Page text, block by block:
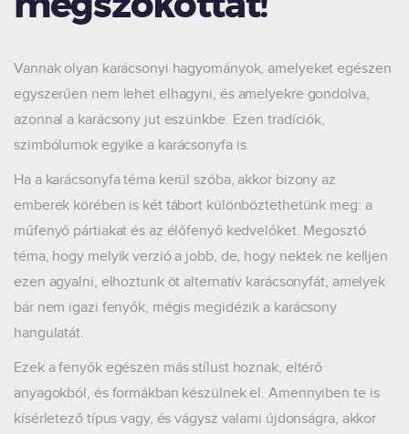
Vannak olyan karácsonyi hagyományok, amelyeket egészen
egyszerűen nem lehet elhagyni, és amelyekre gondolva,
azonnal a karácsony jut eszünkbe. Ezen tradíciók,
szimbólumok egyike a karácsonyfa is.
Ha a karácsonyfa téma kerül szóba, akkor bizony az
emberek körében is két tábort különböztethetünk meg: a
műfenyő pártiakat és az élőfenyő kedvelőket. Megosztó
téma, hogy melyik verzió a jobb, de, hogy nektek ne kelljen
ezen agyalni, elhoztunk öt alternatív karácsonyfát, amelyek
bár nem igazi fenyők, mégis megidézik a karácsony
hangulatát.
Ezek a fenyők egészen más stílust hoznak, eltérő
anyagokból, és formákban készülnek el. Amennyiben te is
kísérletező típus vagy, és vágysz valami újdonságra, akkor